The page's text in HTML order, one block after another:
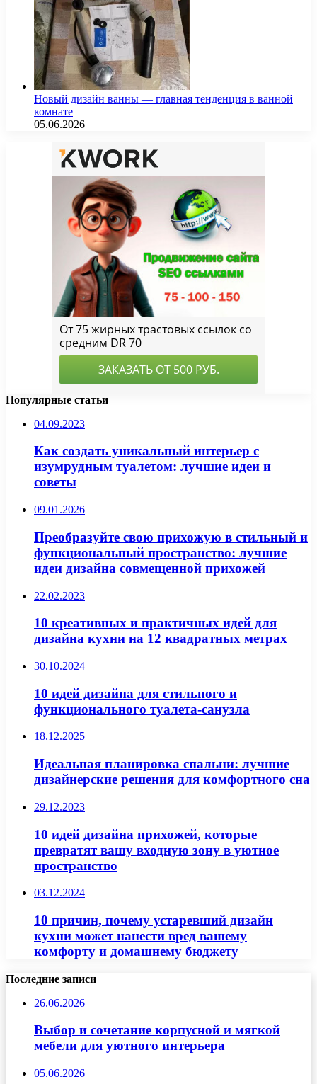
Новый дизайн ванны — главная тенденция в ванной
комнате
05.06.2026
Популярные статьи
04.09.2023
Как создать уникальный интерьер с
изумрудным туалетом: лучшие идеи и
советы
09.01.2026
Преобразуйте свою прихожую в стильный и
функциональный пространство: лучшие
идеи дизайна совмещенной прихожей
22.02.2023
10 креативных и практичных идей для
дизайна кухни на 12 квадратных метрах
30.10.2024
10 идей дизайна для стильного и
функционального туалета-санузла
18.12.2025
Идеальная планировка спальни: лучшие
дизайнерские решения для комфортного сна
29.12.2023
10 идей дизайна прихожей, которые
превратят вашу входную зону в уютное
пространство
03.12.2024
10 причин, почему устаревший дизайн
кухни может нанести вред вашему
комфорту и домашнему бюджету
Последние записи
26.06.2026
Выбор и сочетание корпусной и мягкой
мебели для уютного интерьера
05.06.2026